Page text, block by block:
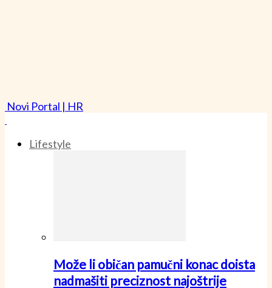
Novi Portal | HR
Lifestyle
Može li običan pamučni konac doista
nadmašiti preciznost najoštrije